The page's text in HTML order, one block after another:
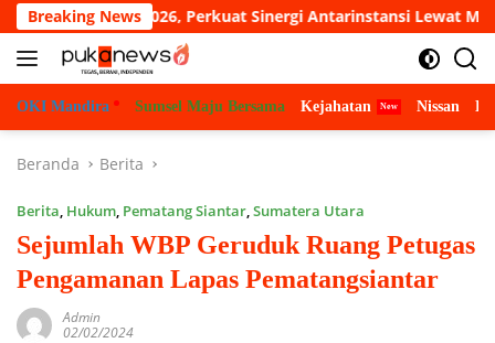
Langsung
ke
konten
Breaking News
2026, Perkuat Sinergi Antarinstansi Lewat Mini Soccer
OKI Mandira Sumsel Maju Bersama Kejahatan Nissan
Beranda Berita
Berita, Hukum, Pematang Siantar,Sumatera Utara
Sejumlah WBP Geruduk Ruang Petugas
Pengamanan Lapas Pematangsiantar
Admin
02/02/2024